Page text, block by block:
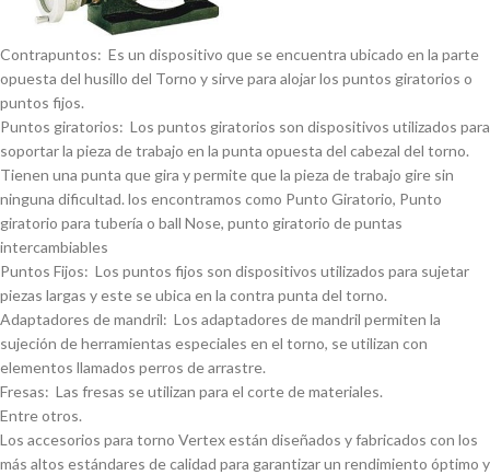
Contrapuntos: Es un dispositivo que se encuentra ubicado en la parte
opuesta del husillo del Torno y sirve para alojar los puntos giratorios o
puntos fijos.
Puntos giratorios: Los puntos giratorios son dispositivos utilizados para
soportar la pieza de trabajo en la punta opuesta del cabezal del torno.
Tienen una punta que gira y permite que la pieza de trabajo gire sin
ninguna dificultad. los encontramos como Punto Giratorio, Punto
giratorio para tuberí­a o ball Nose, punto giratorio de puntas
intercambiables
Puntos Fijos: Los puntos fijos son dispositivos utilizados para sujetar
piezas largas y este se ubica en la contra punta del torno.
Adaptadores de mandril: Los adaptadores de mandril permiten la
sujeción de herramientas especiales en el torno, se utilizan con
elementos llamados perros de arrastre.
Fresas: Las fresas se utilizan para el corte de materiales.
Entre otros.
Los accesorios para torno Vertex están diseñados y fabricados con los
más altos estándares de calidad para garantizar un rendimiento óptimo y